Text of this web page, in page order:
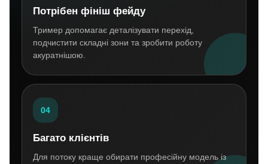
Потрібен фініш фейду
Тример допомагає деталізувати перехід,
подчистити складні зони та зробити роботу
акуратнішою.
04
Багато клієнтів
Для потоку краще обирати професійну модель із